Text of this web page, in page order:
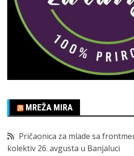
MREŽA MIRA
Pričaonica za mlade sa
kolektiv 26. avgusta u Banjaluci